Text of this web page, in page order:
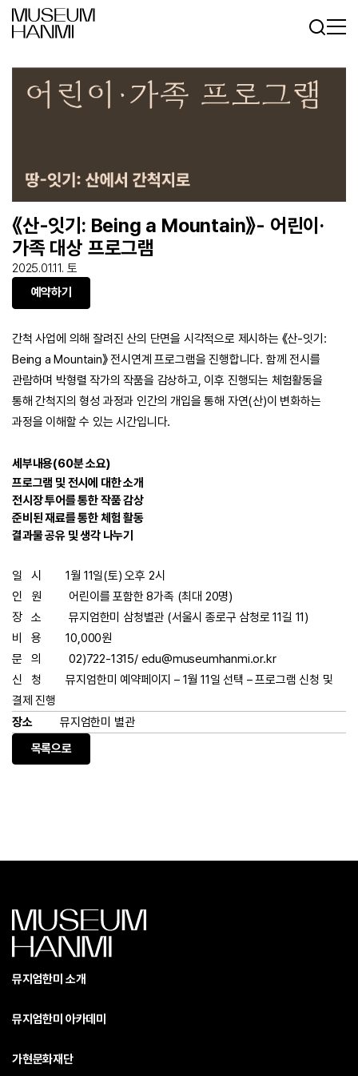
《산-잇기: Being a Mountain》- 어린이·
가족 대상 프로그램
2025.01.11. 토
예약하기
간척 사업에 의해 잘려진 산의 단면을 시각적으로 제시하는 《산-잇기:
Being a Mountain》 전시연계 프로그램을 진행합니다. 함께 전시를
관람하며 박형렬 작가의 작품을 감상하고, 이후 진행되는 체험활동을
통해 간척지의 형성 과정과 인간의 개입을 통해 자연(산)이 변화하는
과정을 이해할 수 있는 시간입니다.
세부내용(60분 소요)
프로그램 및 전시에 대한 소개
전시장 투어를 통한 작품 감상
준비된 재료를 통한 체험 활동
결과물 공유 및 생각 나누기
일 시 1월 11일(토) 오후 2시
인 원 어린이를 포함한 8가족 (최대 20명)
장 소 뮤지엄한미 삼청별관 (서울시 종로구 삼청로 11길 11)
비 용 10,000원
문 의 02)722-1315/ edu@museumhanmi.or.kr
신 청 뮤지엄한미 예약페이지 – 1월 11일 선택 – 프로그램 신청 및
결제 진행
장소
뮤지엄한미 별관
목록으로
뮤지엄한미 소개
뮤지엄한미 아카데미
가현문화재단